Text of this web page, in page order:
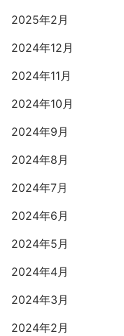
2025年2月
2024年12月
2024年11月
2024年10月
2024年9月
2024年8月
2024年7月
2024年6月
2024年5月
2024年4月
2024年3月
2024年2月